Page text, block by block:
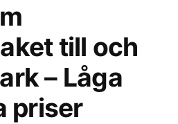
till och
– Låga
priser